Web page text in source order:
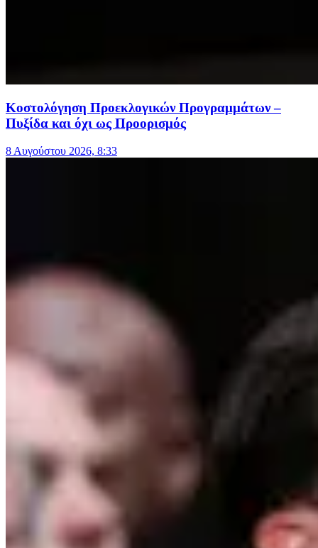
Κοστολόγηση Προεκλογικών Προγραμμάτων –
Πυξίδα και όχι ως Προορισμός
8 Αυγούστου 2026, 8:33